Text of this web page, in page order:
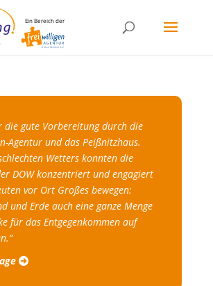
Ein Bereich der
die gute Vorbereitung durch die
Agentur und das Peißnitzhaus.
Wetters konnten die
DOW konzentriert und engagiert
vor Ort Großes bewegen:
und Erde auch eine ganze Menge
für das Entgegenkommen auf